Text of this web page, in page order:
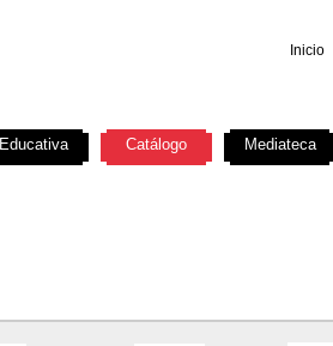
Inicio
Educativa Catálogo Mediateca